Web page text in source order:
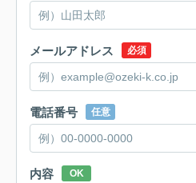
メールアドレス 必須
電話番号 任意
内容 OK